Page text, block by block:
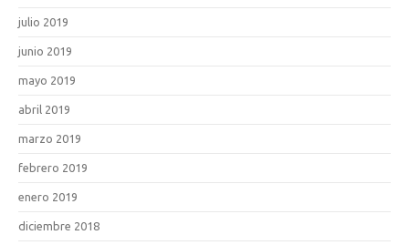
julio 2019
junio 2019
mayo 2019
abril 2019
marzo 2019
febrero 2019
enero 2019
diciembre 2018